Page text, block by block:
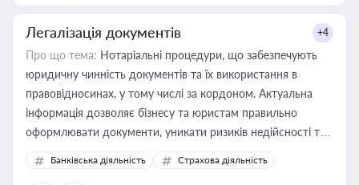
Легалізація документів +4
Про що тема: Нотаріальні процедури, що забезпечують
юридичну чинність документів та їх використання в
правовідносинах, у тому числі за кордоном. Актуальна
інформація дозволяє бізнесу та юристам правильно
оформлювати документи, уникати ризиків недійсності та
забезпечувати їх належне прийняття органами влади та
контрагентами
Банківська діяльність Страхова діяльність